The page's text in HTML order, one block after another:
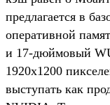
предлагается в
оперативной
и 17-дюймовый
1920x1200
выступать как